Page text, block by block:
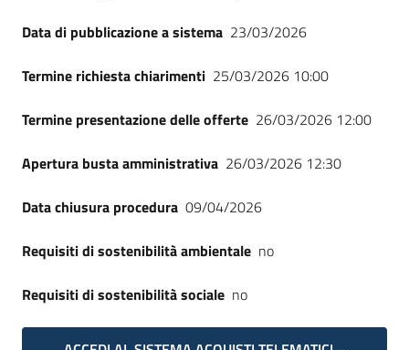
Data di pubblicazione a sistema 23/03/2026
Termine richiesta chiarimenti 25/03/2026 10:00
Termine presentazione delle offerte 26/03/2026 12:00
Apertura busta amministrativa 26/03/2026 12:30
Data chiusura procedura 09/04/2026
Requisiti di sostenibilità ambientale no
Requisiti di sostenibilità sociale no